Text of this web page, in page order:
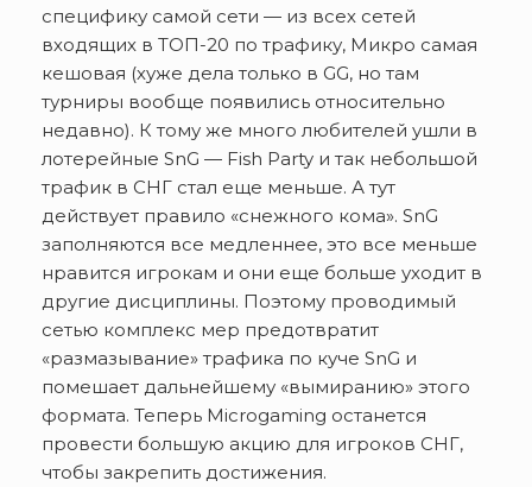
специфику самой сети — из всех сетей
входящих в ТОП-20 по трафику, Микро самая
кешовая (хуже дела только в GG, но там
турниры вообще появились относительно
недавно). К тому же много любителей ушли в
лотерейные SnG — Fish Party и так небольшой
трафик в СНГ стал еще меньше. А тут
действует правило «снежного кома». SnG
заполняются все медленнее, это все меньше
нравится игрокам и они еще больше уходит в
другие дисциплины. Поэтому проводимый
сетью комплекс мер предотвратит
«размазывание» трафика по куче SnG и
помешает дальнейшему «вымиранию» этого
формата. Теперь Microgaming останется
провести большую акцию для игроков СНГ,
чтобы закрепить достижения.